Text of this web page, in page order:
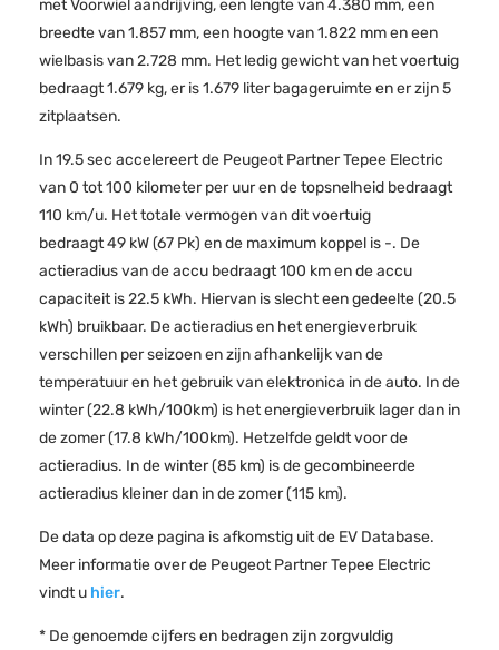
met Voorwiel aandrijving, een lengte van 4.380 mm, een
breedte van 1.857 mm, een hoogte van 1.822 mm en een
wielbasis van 2.728 mm. Het ledig gewicht van het voertuig
bedraagt 1.679 kg, er is 1.679 liter bagageruimte en er zijn 5
zitplaatsen.
In 19.5 sec accelereert de Peugeot Partner Tepee Electric
van 0 tot 100 kilometer per uur en de topsnelheid bedraagt
110 km/u. Het totale vermogen van dit voertuig
bedraagt 49 kW (67 Pk) en de maximum koppel is -. De
actieradius van de accu bedraagt 100 km en de accu
capaciteit is 22.5 kWh. Hiervan is slecht een gedeelte (20.5
kWh) bruikbaar. De actieradius en het energieverbruik
verschillen per seizoen en zijn afhankelijk van de
temperatuur en het gebruik van elektronica in de auto. In de
winter (22.8 kWh/100km) is het energieverbruik lager dan in
de zomer (17.8 kWh/100km). Hetzelfde geldt voor de
actieradius. In de winter (85 km) is de gecombineerde
actieradius kleiner dan in de zomer (115 km).
De data op deze pagina is afkomstig uit de EV Database.
Meer informatie over de Peugeot Partner Tepee Electric
vindt u hier.
* De genoemde cijfers en bedragen zijn zorgvuldig